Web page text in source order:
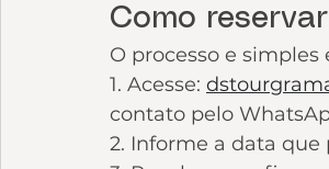
Como
O processo e simples
1. Acesse:
contato pelo
2. Informe a data